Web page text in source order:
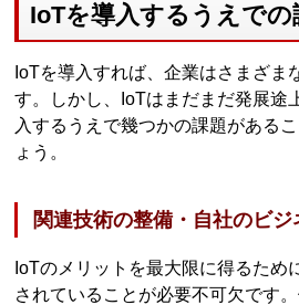
IoTを導入するうえでの
IoTを導入すれば、企業はさまざま
す。しかし、IoTはまだまだ発展途
入するうえで幾つかの課題がある
ょう。
関連技術の整備・自社のビ
IoTのメリットを最大限に得るため
されていることが必要不可欠です